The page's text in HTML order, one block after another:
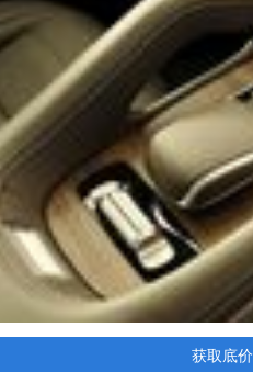
获取底价